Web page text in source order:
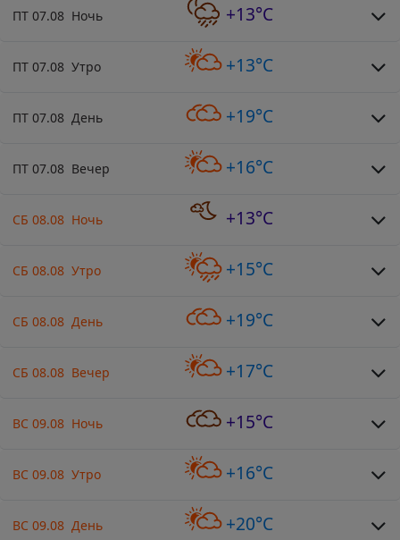
ПТ 07.08 Ночь +13°C
ПТ 07.08 Утро +13°C
ПТ 07.08 День +19°C
ПТ 07.08 Вечер +16°C
СБ 08.08 Ночь +13°C
СБ 08.08 Утро +15°C
СБ 08.08 День +19°C
СБ 08.08 Вечер +17°C
ВС 09.08 Ночь +15°C
ВС 09.08 Утро +16°C
ВС 09.08 День +20°C